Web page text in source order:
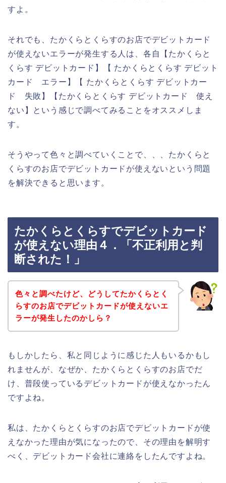
すよ。
それでも、たかくらとくらすのお店でデビットカード
が使えないエラーが発生する人は、各自【たかくらと
くらす デビットカード】【 たかくらとくらす デビット
カード エラー】【 たかくらとくらす デビットカー
ド 失敗】【たかくらとくらす デビットカード 使え
ない】という感じで調べてみることをオススメしま
す。
そうやって色々と調べていくことで、、、たかくらと
くらすのお店でデビットカードが使えないという問題
を解決できると思います。
たかくらとくらすでデビットカード
が使えない理由４．「不正利用と判
断された！」
色々と調べたけど、どうしてたかくらとく
らすのお店でデビットカードが使えないエ
ラーが発生したのかしら？
もしかしたら、私と同じように感じた人もいるかもし
れませんが、なぜか、たかくらとくらすのお店でだ
け、普段使っているデビットカードが使えなかったん
ですよね。
私は、たかくらとくらすのお店でデビットカードが使
えなかった理由が気になったので、その理由を解明す
べく、デビットカード会社に連絡をしたんですよね。